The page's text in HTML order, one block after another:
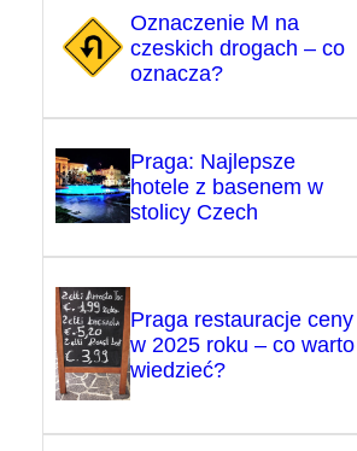
Oznaczenie M na
czeskich drogach – co
oznacza?
Praga: Najlepsze
hotele z basenem w
stolicy Czech
Praga restauracje ceny
w 2025 roku – co warto
wiedzieć?